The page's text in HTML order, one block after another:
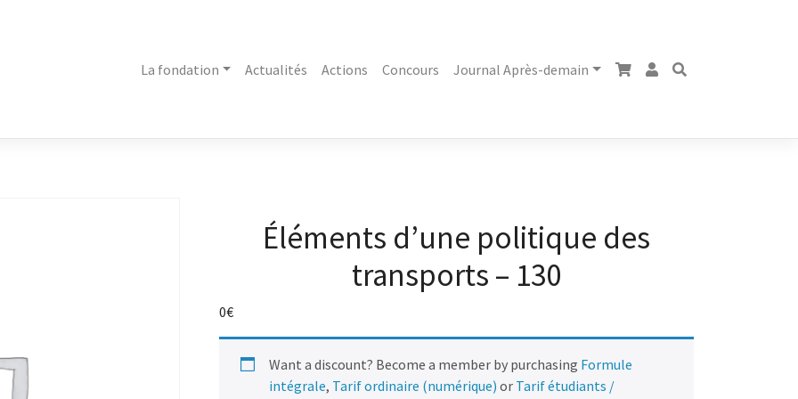
La fondation Actualités Actions Concours Journal Après-demain
Éléments d’une politique des
transports – 130
0€
Want a discount? Become a member by purchasing Formule
intégrale, Tarif ordinaire (numérique) or Tarif étudiants /